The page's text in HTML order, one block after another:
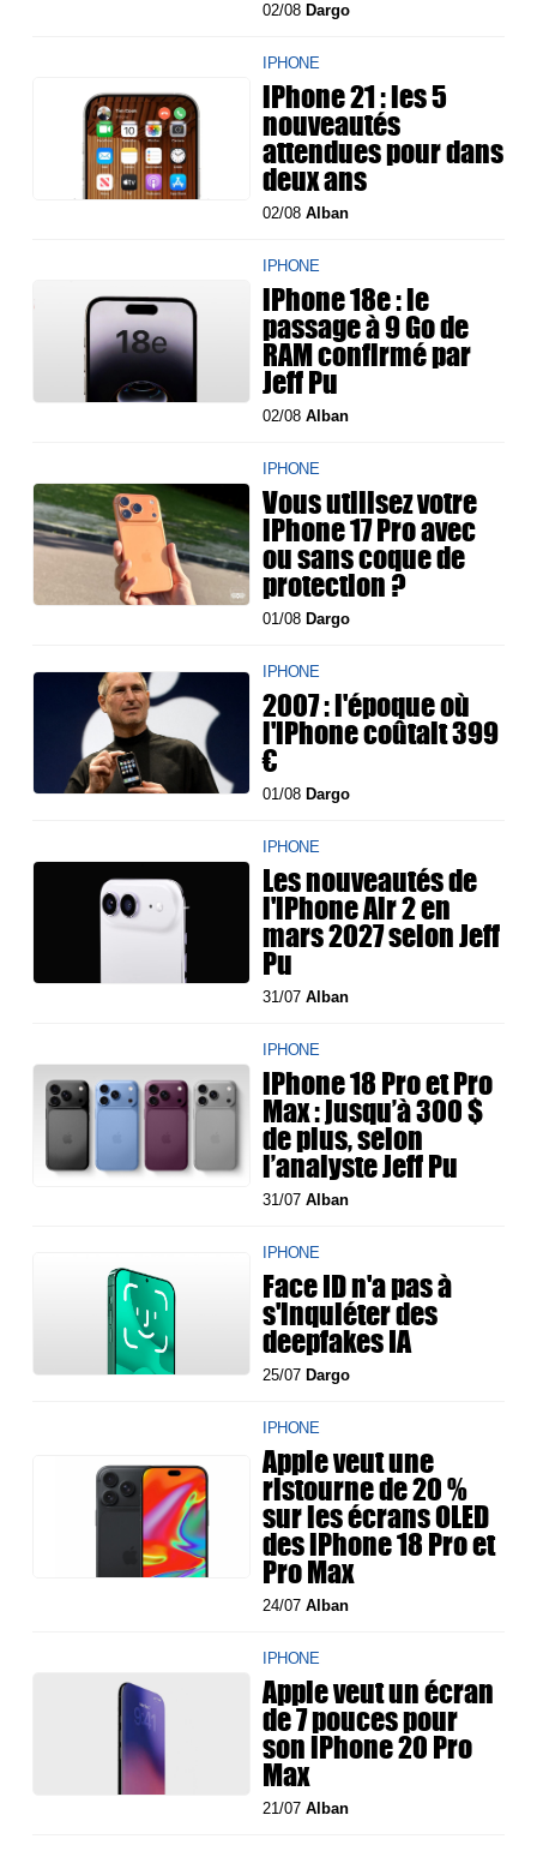
02/08 Dargo
IPHONE
iPhone 21 : les 5
nouveautés
attendues pour dans
deux ans
02/08Alban
IPHONE
iPhone 18e : le
passage à 9 Go de
RAM confirmé par
Jeff Pu
02/08Alban
IPHONE
Vous utilisez votre
iPhone 17 Pro avec
ou sans coque de
protection ?
01/08 Dargo
IPHONE
2007 : l'époque où
l'iPhone coûtait 399
€
01/08 Dargo
IPHONE
Les nouveautés de
l'iPhone Air 2 en
mars 2027 selon Jeff
Pu
31/07Alban
IPHONE
iPhone 18 Pro et Pro
Max : jusqu’à 300 $
de plus, selon
l’analyste Jeff Pu
31/07Alban
IPHONE
Face ID n'a pas à
s'inquiéter des
deepfakes IA
25/07 Dargo
IPHONE
Apple veut une
ristourne de 20 %
sur les écrans OLED
des iPhone 18 Pro et
Pro Max
24/07Alban
IPHONE
Apple veut un écran
de 7 pouces pour
son iPhone 20 Pro
Max
21/07Alban